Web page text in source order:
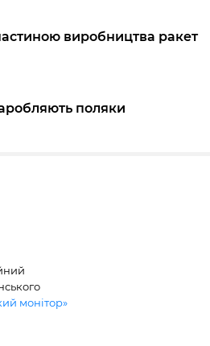
виробництва ракет
поляки
монітор»